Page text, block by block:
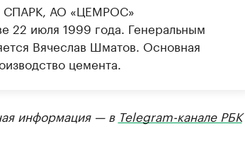
СПАРК, АО «ЦЕМРОС»
22 июля 1999 года. Генеральным
Вячеслав Шматов. Основная
цемента.
информация — в Telegram-канале РБК